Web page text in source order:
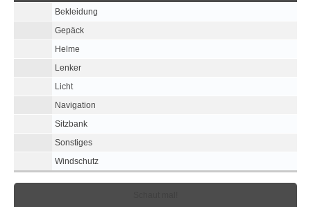
Bekleidung
Gepäck
Helme
Lenker
Licht
Navigation
Sitzbank
Sonstiges
Windschutz